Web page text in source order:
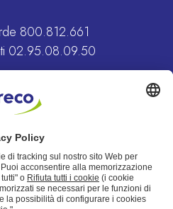
800.812.661
02.95.08.09.50
Lyreco